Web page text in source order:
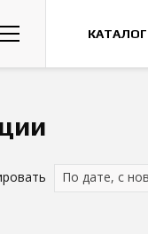
Казуальные
По дате, с